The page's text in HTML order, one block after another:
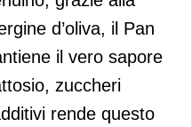
d’oliva, il Pan
il vero sapore
zuccheri
rende questo